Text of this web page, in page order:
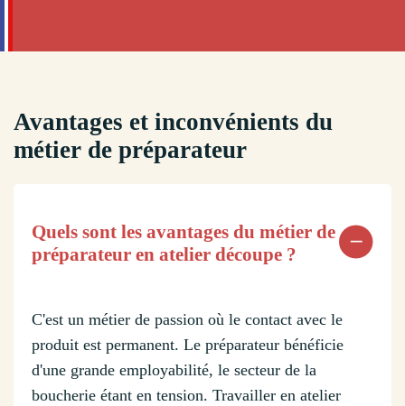
Avantages et inconvénients du
métier de préparateur
Quels sont les avantages du métier de
préparateur en atelier découpe ?
C'est un métier de passion où le contact avec le
produit est permanent. Le préparateur bénéficie
d'une grande employabilité, le secteur de la
boucherie étant en tension. Travailler en atelier